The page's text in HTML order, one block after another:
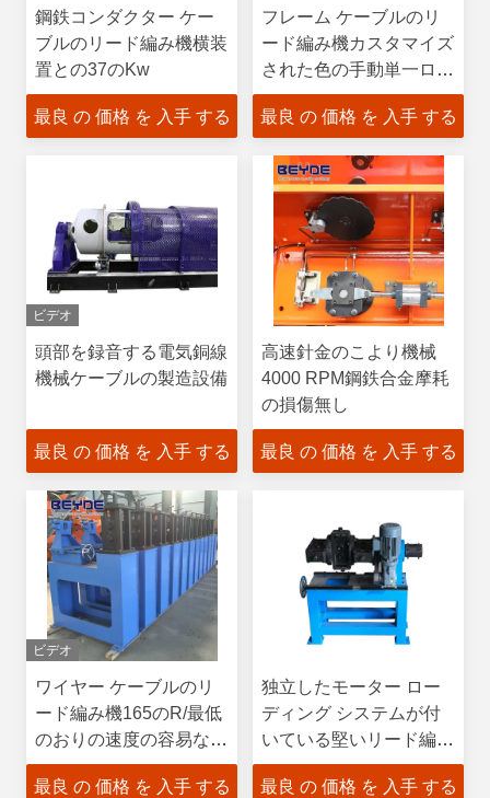
鋼鉄コンダクター ケー
ブルのリード編み機横装
置との37のKw
最良 の 価格 を 入手 する
フレーム ケーブルのリ
ード編み機カスタマイズ
された色の手動単一ロー
ディング
最良 の 価格 を 入手 する
ビデオ
頭部を録音する電気銅線
機械ケーブルの製造設備
最良 の 価格 を 入手 する
高速針金のこより機械
4000 RPM鋼鉄合金摩耗
の損傷無し
最良 の 価格 を 入手 する
ビデオ
ワイヤー ケーブルのリ
ード編み機165のR/最低
のおりの速度の容易な操
作
最良 の 価格 を 入手 する
独立したモーター ロー
ディング システムが付
いている堅いリード編み
機Jlk-630
最良 の 価格 を 入手 する